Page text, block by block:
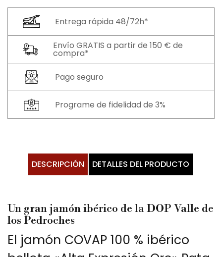
Entrega rápida 48/72h*
Envío GRATIS a partir de 150 € de
compra*
Pago seguro
Programe de fidelidad de 3%
DESCRIPCIÓN DETALLES DEL PRODUCTO
Un gran jamón ibérico de la DOP Valle de
los Pedroches
El jamón COVAP 100 % ibérico